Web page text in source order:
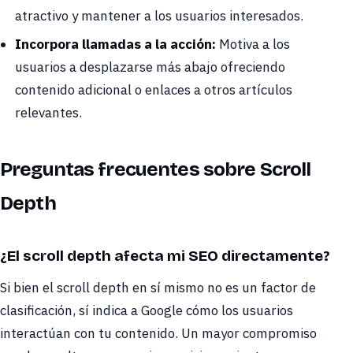
atractivo y mantener a los usuarios interesados.
Incorpora llamadas a la acción: Motiva a los
usuarios a desplazarse más abajo ofreciendo
contenido adicional o enlaces a otros artículos
relevantes.
Preguntas frecuentes sobre Scroll
Depth
¿El scroll depth afecta mi SEO directamente?
Si bien el scroll depth en sí mismo no es un factor de
clasificación, sí indica a Google cómo los usuarios
interactúan con tu contenido. Un mayor compromiso